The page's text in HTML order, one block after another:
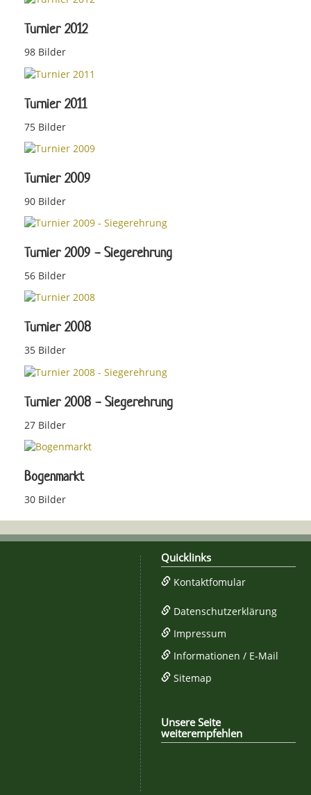
Turnier 2012
98 Bilder
Turnier 2011
75 Bilder
Turnier 2009
90 Bilder
Turnier 2009 - Siegerehrung
56 Bilder
Turnier 2008
35 Bilder
Turnier 2008 - Siegerehrung
27 Bilder
Bogenmarkt
30 Bilder
Quicklinks
Kontaktfomular
Datenschutzerklärung
Impressum
Informationen / E-Mail
Sitemap
Unsere Seite
weiterempfehlen